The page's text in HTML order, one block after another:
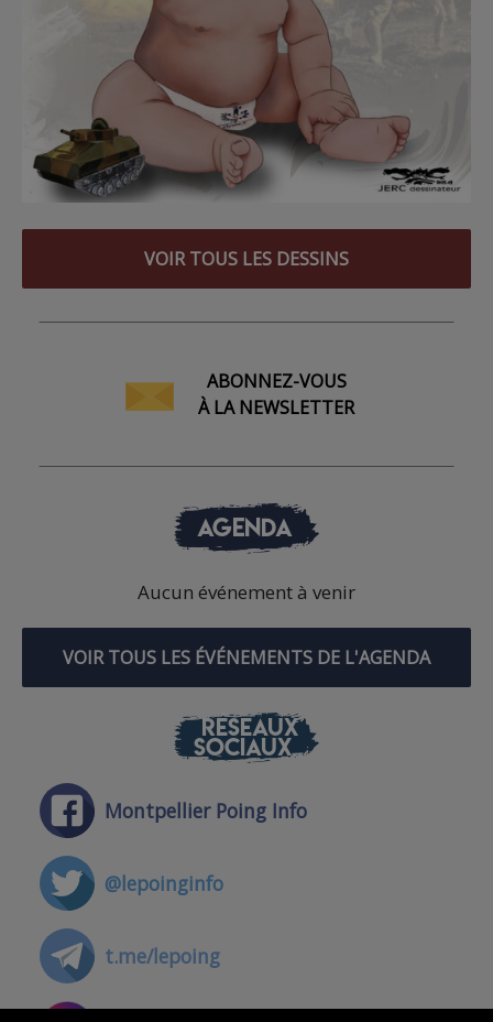
VOIR TOUS LES DESSINS
ABONNEZ-VOUS
À LA NEWSLETTER
AGENDA
Aucun événement à venir
VOIR TOUS LES ÉVÉNEMENTS DE L'AGENDA
RÉSEAUX
SOCIAUX
Montpellier Poing Info
@lepoinginfo
t.me/lepoing